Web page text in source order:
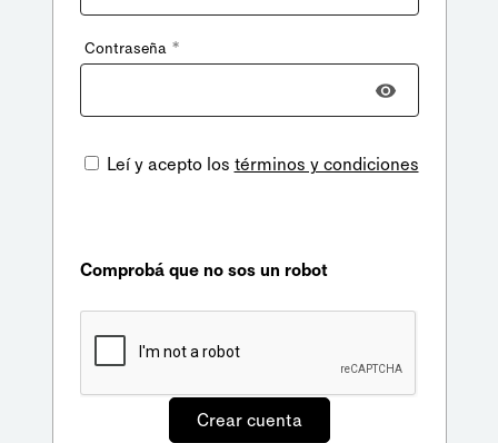
Contraseña *
Leí y acepto los términos y condiciones
Comprobá que no sos un robot